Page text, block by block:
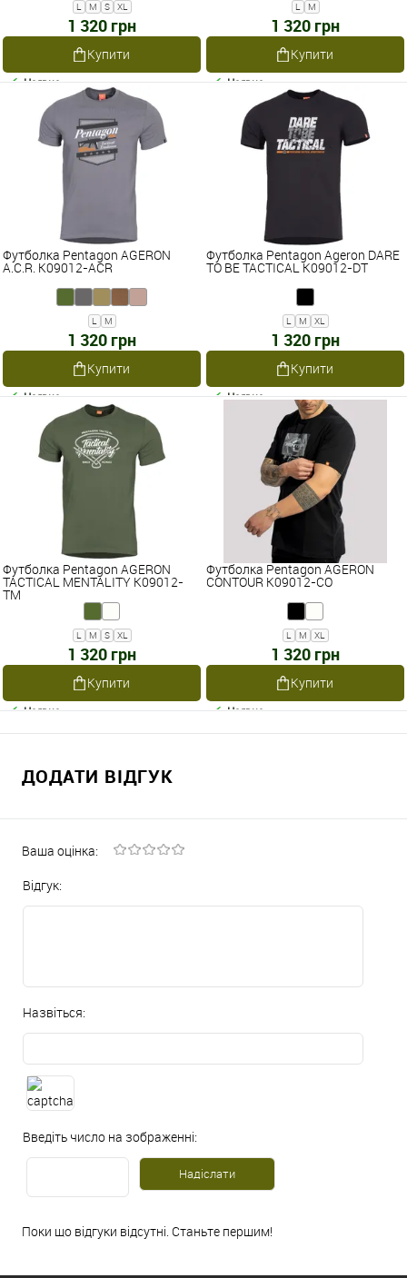
L M S XL
1 320 грн
Купити
Наявне
L M
1 320 грн
Купити
Наявне
Футболка Pentagon AGERON
A.C.R. K09012-ACR
L M
1 320 грн
Купити
Наявне
Футболка Pentagon Ageron DARE
TO BE TACTICAL K09012-DT
L M XL
1 320 грн
Купити
Наявне
Футболка Pentagon AGERON
TACTICAL MENTALITY K09012-
TM
L M S XL
1 320 грн
Купити
Наявне
Футболка Pentagon AGERON
CONTOUR K09012-CO
L M XL
1 320 грн
Купити
Наявне
ДОДАТИ ВІДГУК
Ваша оцінка:
Відгук:
Назвіться:
Введіть число на зображенні:
Поки що відгуки відсутні. Станьте першим!